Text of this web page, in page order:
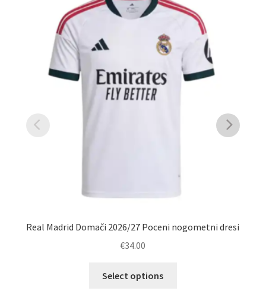
Real Madrid Domači 2026/27 Poceni nogometni dresi
€34.00
Select options